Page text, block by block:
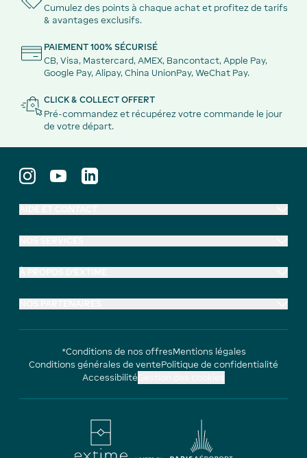
Cumulez des points à chaque achat et profitez de tarifs
& avantages exclusifs.
PAIEMENT 100% SÉCURISÉ
CB, Visa, Mastercard, AMEX, Bancontact, Apple Pay,
Google Pay, Alipay, China UnionPay, WeChat Pay.
CLICK & COLLECT OFFERT
Pré-commandez et récupérez votre commande le jour
de votre départ.
*Conditions de nos offresMentions légales
Conditions générales de ventePolitique de confidentialité
Accessibilité